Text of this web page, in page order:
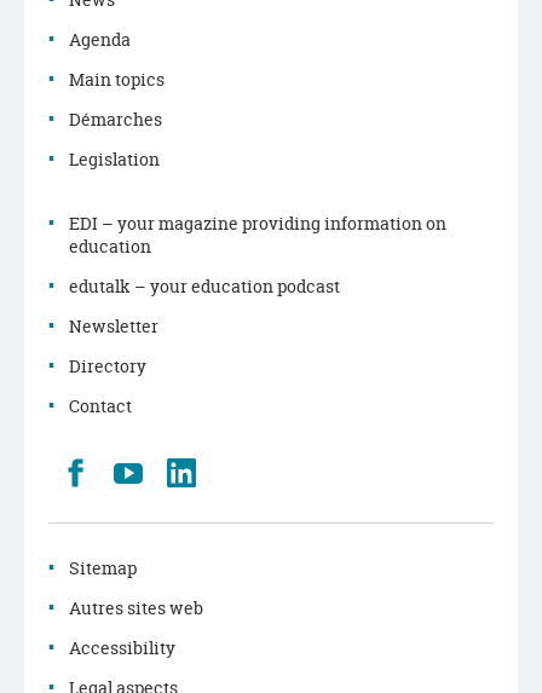
Agenda
Main topics
Démarches
Legislation
EDI – your magazine providing information on
education
edutalk – your education podcast
Newsletter
Directory
Contact
Retrouvez
nous
Youtube
Sitemap
Autres sites web
Accessibility
Legal aspects